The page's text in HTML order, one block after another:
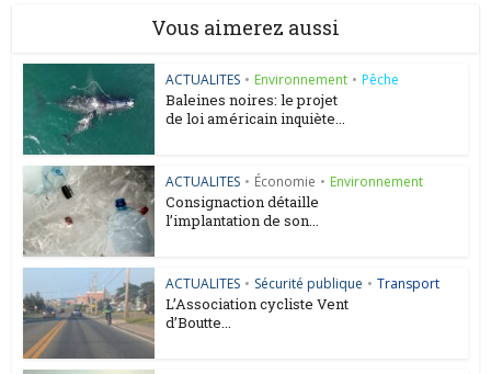
Vous aimerez aussi
ACTUALITES • Environnement • Pêche
Baleines noires: le projet
de loi américain inquiète...
ACTUALITES • Économie • Environnement
Consignaction détaille
l’implantation de son...
ACTUALITES • Sécurité publique • Transport
L’Association cycliste Vent
d’Boutte...